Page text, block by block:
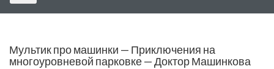
Мультик про машинки — Приключения на
многоуровневой парковке — Доктор Машинкова